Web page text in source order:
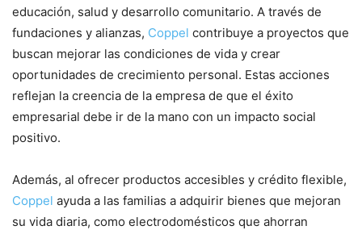
educación, salud y desarrollo comunitario. A través de
fundaciones y alianzas, Coppel contribuye a proyectos que
buscan mejorar las condiciones de vida y crear
oportunidades de crecimiento personal. Estas acciones
reflejan la creencia de la empresa de que el éxito
empresarial debe ir de la mano con un impacto social
positivo.
Además, al ofrecer productos accesibles y crédito flexible,
Coppel ayuda a las familias a adquirir bienes que mejoran
su vida diaria, como electrodomésticos que ahorran